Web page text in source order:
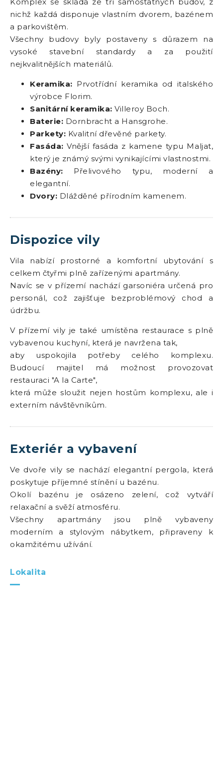
nichž každá disponuje vlastním dvorem, bazénem
a parkovištěm.
Všechny budovy byly postaveny s důrazem na
vysoké stavební standardy a za použití
nejkvalitnějších materiálů.
Keramika: Prvotřídní keramika od italského
výrobce Florim.
Sanitární keramika: Villeroy Boch.
Baterie: Dornbracht a Hansgrohe.
Parkety: Kvalitní dřevěné parkety.
Fasáda: Vnější fasáda z kamene typu Maljat,
který je známý svými vynikajícími vlastnostmi.
Bazény: Přelivového typu, moderní a
elegantní.
Dvory: Dlážděné přírodním kamenem.
Dispozice vily
Vila nabízí prostorné a komfortní ubytování s
celkem čtyřmi plně zařízenými apartmány.
Navíc se v přízemí nachází garsoniéra určená pro
personál, což zajišťuje bezproblémový chod a
údržbu.
V přízemí vily je také umístěna restaurace s plně
vybavenou kuchyní, která je navržena tak,
aby uspokojila potřeby celého komplexu.
Budoucí majitel má možnost provozovat
restauraci "A la Carte",
která může sloužit nejen hostům komplexu, ale i
externím návštěvníkům.
Exteriér a vybavení
Ve dvoře vily se nachází elegantní pergola, která
poskytuje příjemné stínění u bazénu.
Okolí bazénu je osázeno zelení, což vytváří
relaxační a svěží atmosféru.
Všechny apartmány jsou plně vybaveny
moderním a stylovým nábytkem, připraveny k
okamžitému užívání.
Lokalita